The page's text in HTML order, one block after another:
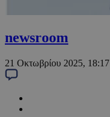
newsroom
21 Οκτωβρίου 2025, 18:17